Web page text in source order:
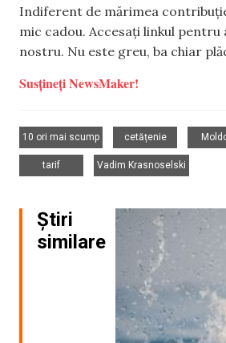
Indiferent de mărimea
mic cadou. Accesați linkul pentru
nostru. Nu este greu, ba chiar
Susțineți NewsMaker!
10 ori mai scump
cetățenie
tarif
Vadim Krasnoselski
Știri
similare